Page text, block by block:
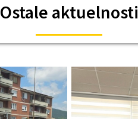
Ostale aktuelnosti